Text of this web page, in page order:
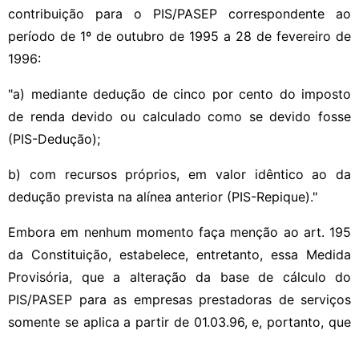
contribuição para o PIS/PASEP correspondente ao
período de 1º de outubro de 1995 a 28 de fevereiro de
1996:
"a) mediante dedução de cinco por cento do imposto
de renda devido ou calculado como se devido fosse
(PIS-Dedução);
b) com recursos próprios, em valor idêntico ao da
dedução prevista na alínea anterior (PIS-Repique)."
Embora em nenhum momento faça menção ao art. 195
da Constituição, estabelece, entretanto, essa Medida
Provisória, que a alteração da base de cálculo do
PIS/PASEP para as empresas prestadoras de serviços
somente se aplica a partir de 01.03.96, e, portanto, que